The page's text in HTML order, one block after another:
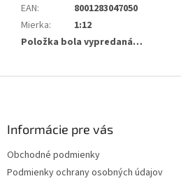
EAN:
8001283047050
Mierka:
1:12
Položka bola vypredaná…
Informácie pre vás
Obchodné podmienky
Podmienky ochrany osobných údajov